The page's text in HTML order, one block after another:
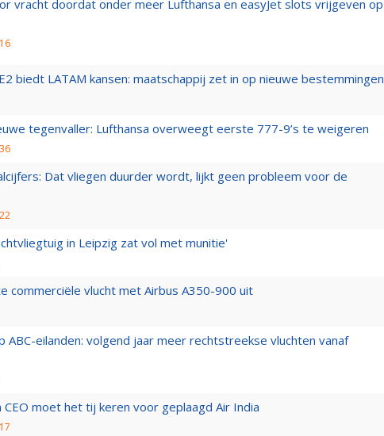
vracht doordat onder meer Lufthansa en easyJet slots vrijgeven op
biedt LATAM kansen: maatschappij zet in op nieuwe bestemmingen
tegenvaller: Lufthansa overweegt eerste 777-9’s te weigeren
Dat vliegen duurder wordt, lijkt geen probleem voor de
in Leipzig zat vol met munitie'
commerciële vlucht met Airbus A350-900 uit
ABC-eilanden: volgend jaar meer rechtstreekse vluchten vanaf
moet het tij keren voor geplaagd Air India